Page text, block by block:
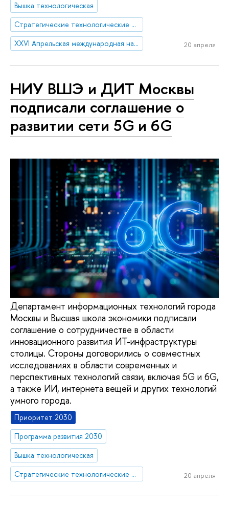
Вышка технологическая
Стратегические технологические проекты
XXVI Апрельская международная научная конференция имени Е.Г. Ясина
20 апреля
НИУ ВШЭ и ДИТ Москвы
подписали соглашение о
развитии сети 5G и 6G
Департамент информационных технологий города
Москвы и Высшая школа экономики подписали
соглашение о сотрудничестве в области
инновационного развития ИТ-инфраструктуры
столицы. Стороны договорились о совместных
исследованиях в области современных и
перспективных технологий связи, включая 5G и 6G,
а также ИИ, интернета вещей и других технологий
умного города.
Приоритет 2030
Программа развития 2030
Вышка технологическая
Стратегические технологические проекты
20 апреля